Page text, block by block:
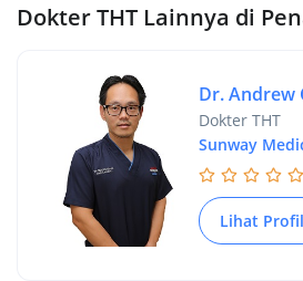
Dokter THT Lainnya di
Dr. Andrew
Dokter THT
Sunway
Lihat Profil